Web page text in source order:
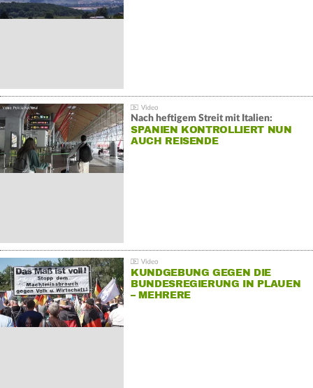
Nach heftigem Streit mit Italien:
SPANIEN KONTROLLIERT NUN
AUCH REISENDE
KUNDGEBUNG GEGEN DIE
BUNDESREGIERUNG IN PLAUEN
– MEHRERE